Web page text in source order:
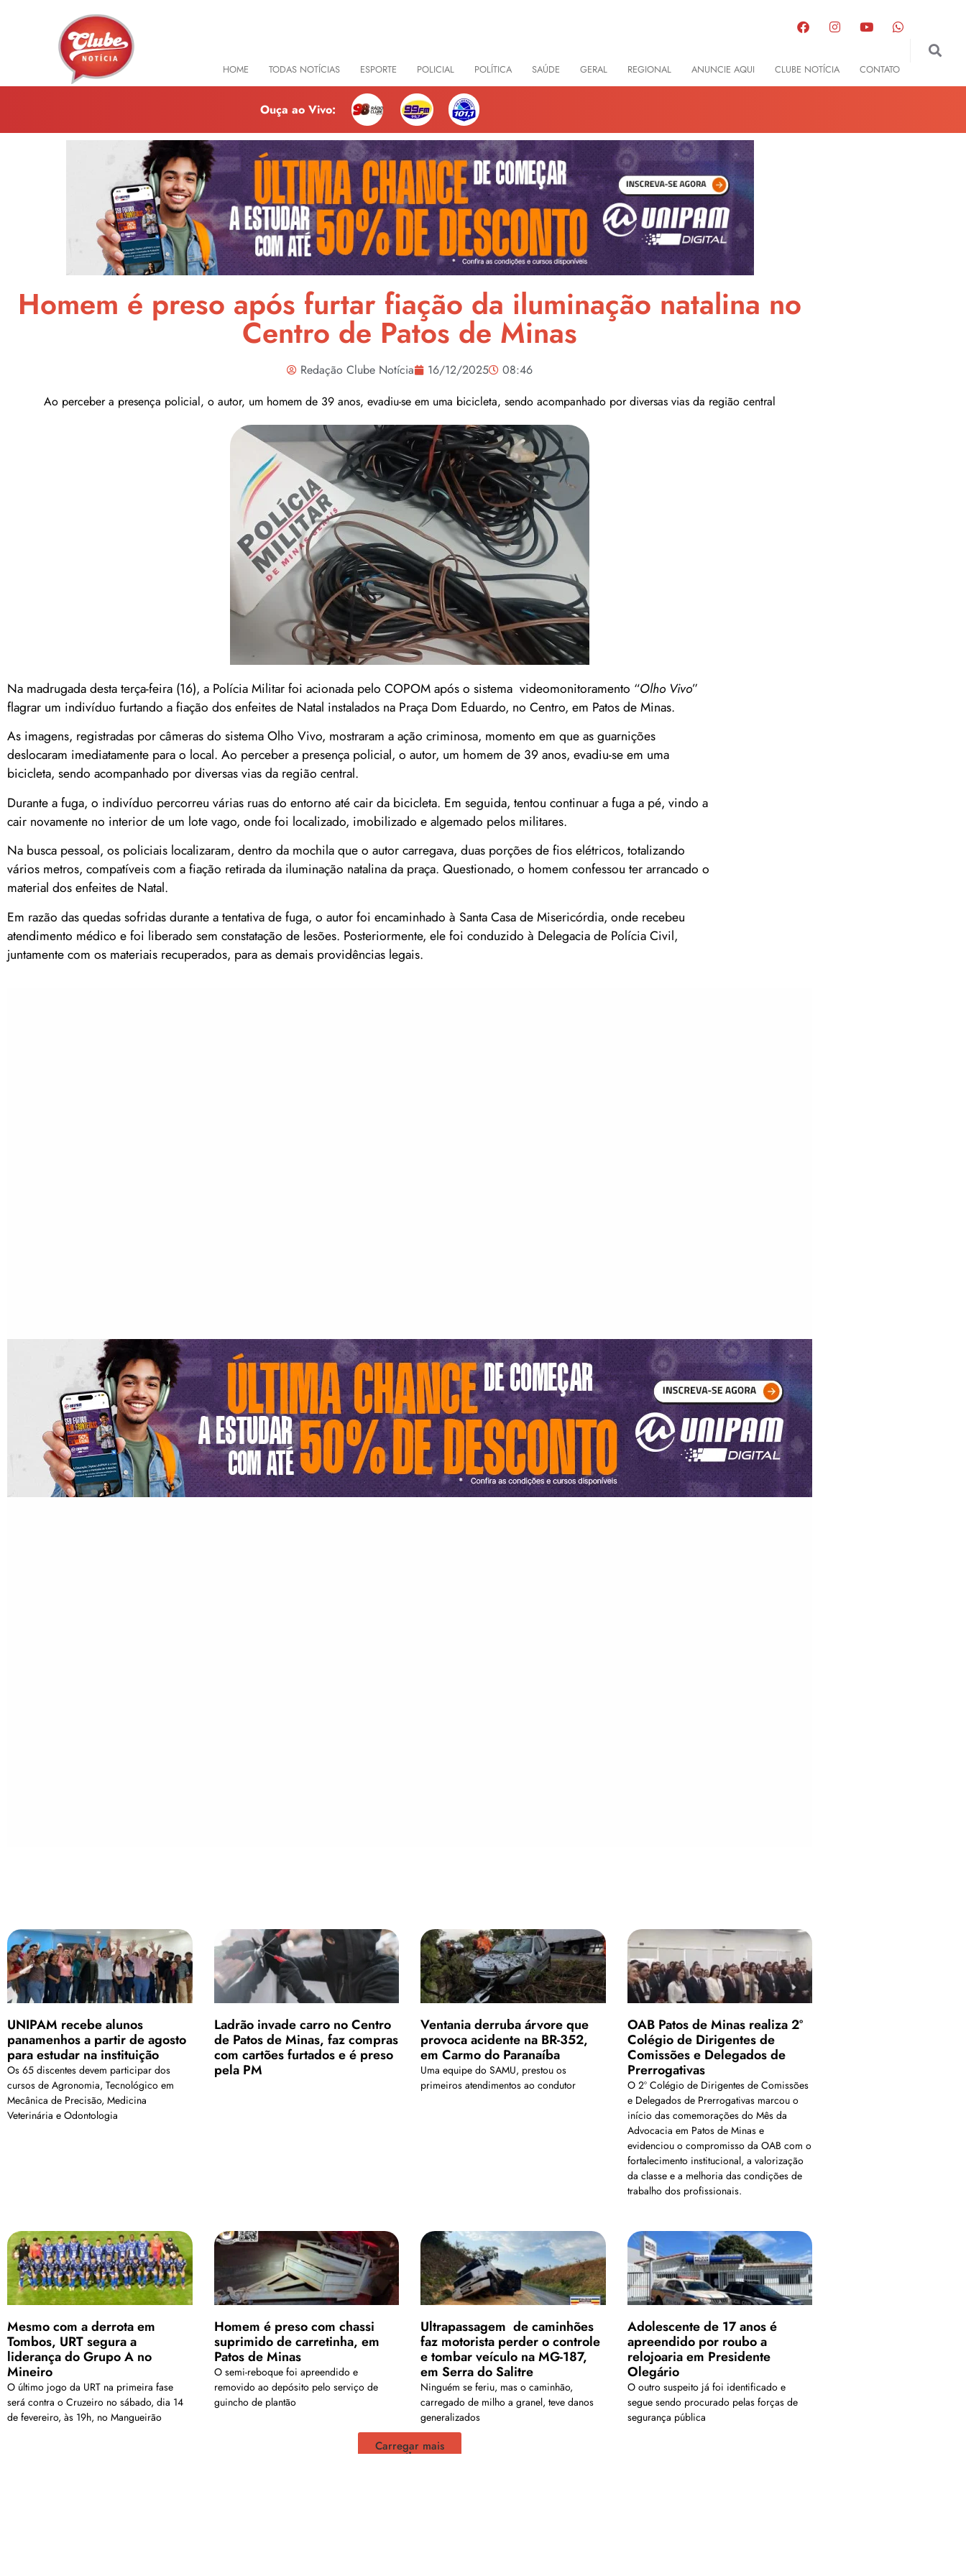
HOME TODAS NOTÍCIAS ESPORTE POLICIAL POLÍTICA SAÚDE GERAL REGIONAL ANUNCIE AQUI CLUBE NOTÍCIA CONTATO
Ouça ao Vivo:
Homem é preso após furtar fiação da iluminação natalina no
Centro de Patos de Minas
Redação Clube Notícia 16/12/2025
08:46
Ao perceber a presença policial, o autor, um homem de 39 anos, evadiu-se em uma bicicleta, sendo acompanhado por diversas vias da região central
Na madrugada desta terça-feira (16), a Polícia Militar foi acionada pelo COPOM após o sistema videomonitoramento “Olho Vivo”
flagrar um indivíduo furtando a fiação dos enfeites de Natal instalados na Praça Dom Eduardo, no Centro, em Patos de Minas.
As imagens, registradas por câmeras do sistema Olho Vivo, mostraram a ação criminosa, momento em que as guarnições
deslocaram imediatamente para o local. Ao perceber a presença policial, o autor, um homem de 39 anos, evadiu-se em uma
bicicleta, sendo acompanhado por diversas vias da região central.
Durante a fuga, o indivíduo percorreu várias ruas do entorno até cair da bicicleta. Em seguida, tentou continuar a fuga a pé, vindo a
cair novamente no interior de um lote vago, onde foi localizado, imobilizado e algemado pelos militares.
Na busca pessoal, os policiais localizaram, dentro da mochila que o autor carregava, duas porções de fios elétricos, totalizando
vários metros, compatíveis com a fiação retirada da iluminação natalina da praça. Questionado, o homem confessou ter arrancado o
material dos enfeites de Natal.
Em razão das quedas sofridas durante a tentativa de fuga, o autor foi encaminhado à Santa Casa de Misericórdia, onde recebeu
atendimento médico e foi liberado sem constatação de lesões. Posteriormente, ele foi conduzido à Delegacia de Polícia Civil,
juntamente com os materiais recuperados, para as demais providências legais.
UNIPAM recebe alunos
panamenhos a partir de agosto
para estudar na instituição
Os 65 discentes devem participar dos
cursos de Agronomia, Tecnológico em
Mecânica de Precisão, Medicina
Veterinária e Odontologia
Ladrão invade carro no Centro
de Patos de Minas, faz compras
com cartões furtados e é preso
pela PM
Ventania derruba árvore que
provoca acidente na BR-352,
em Carmo do Paranaíba
Uma equipe do SAMU, prestou os
primeiros atendimentos ao condutor
OAB Patos de Minas realiza 2º
Colégio de Dirigentes de
Comissões e Delegados de
Prerrogativas
O 2º Colégio de Dirigentes de Comissões
e Delegados de Prerrogativas marcou o
início das comemorações do Mês da
Advocacia em Patos de Minas e
evidenciou o compromisso da OAB com o
fortalecimento institucional, a valorização
da classe e a melhoria das condições de
trabalho dos profissionais.
Mesmo com a derrota em
Tombos, URT segura a
liderança do Grupo A no
Mineiro
O último jogo da URT na primeira fase
será contra o Cruzeiro no sábado, dia 14
de fevereiro, às 19h, no Mangueirão
Homem é preso com chassi
suprimido de carretinha, em
Patos de Minas
O semi-reboque foi apreendido e
removido ao depósito pelo serviço de
guincho de plantão
Ultrapassagem de caminhões
faz motorista perder o controle
e tombar veículo na MG-187,
em Serra do Salitre
Ninguém se feriu, mas o caminhão,
carregado de milho a granel, teve danos
generalizados
Adolescente de 17 anos é
apreendido por roubo a
relojoaria em Presidente
Olegário
O outro suspeito já foi identificado e
segue sendo procurado pelas forças de
segurança pública
Carregar mais